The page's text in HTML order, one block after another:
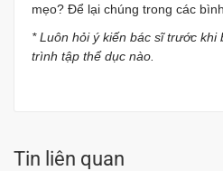
mẹo? Để lại chúng trong các
* Luôn hỏi ý kiến ​​bác sĩ trước
trình tập thể dục nào.
Tin liên quan